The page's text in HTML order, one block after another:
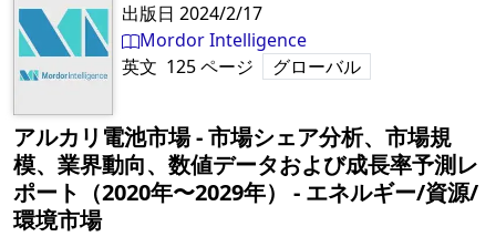
出版日 2024/2/17
Mordor Intelligence
英文 125ページ グローバル
アルカリ電池市場 - 市場シェア分析、市場規
模、業界動向、数値データおよび成長率予測レ
ポート（2020年〜2029年）
‐ エネルギー/資源/
環境市場